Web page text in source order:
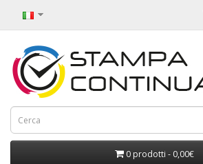
0 prodotti - 0,00€